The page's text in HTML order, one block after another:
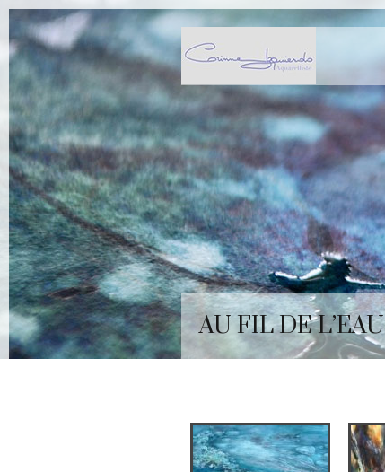
AU FIL DE L’EAU